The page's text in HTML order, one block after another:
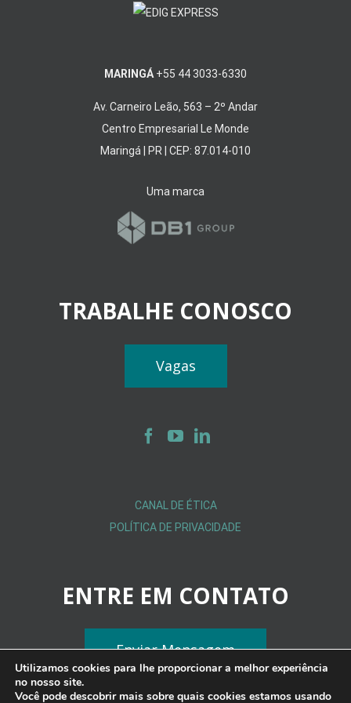
MARINGÁ+55 44 3033-6330
Av. Carneiro Leão, 563 – 2º Andar
Centro Empresarial Le Monde
Maringá | PR | CEP: 87.014-010
Uma marca
TRABALHE CONOSCO
Vagas
CANAL DE ÉTICA
POLÍTICA DE PRIVACIDADE
ENTRE EM CONTATO
Enviar Mensagem
Utilizamos cookies para lhe proporcionar a melhor experiência
no nosso site.
Você pode descobrir mais sobre quais cookies estamos usando